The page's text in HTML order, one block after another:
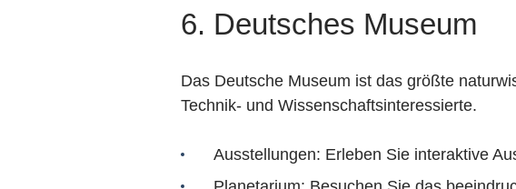
6. Deutsches Museum
Das Deutsche Museum ist das größte
Technik- und Wissenschaftsinteressierte.
Ausstellungen: Erleben Sie interaktive